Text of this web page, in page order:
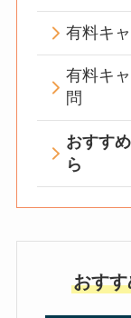
有料キ
有料キ
問
おすす
ら
おす